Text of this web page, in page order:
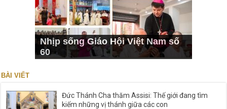
Nhịp sống Giáo Hội Việt Nam số
60
BÀI VIẾT
Đức Thánh Cha thăm Assisi: Thế giới đang tìm
kiếm những vị thánh giữa các con